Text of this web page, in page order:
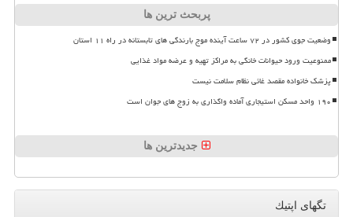
پربحث ترین ها
وضعیت جوی کشور در ۷۲ ساعت آینده موج بارندگی های تابستانه در راه ۱۱ استان
ممنوعیت ورود حیوانات خانگی به مراکز تهیه و عرضه مواد غذایی
پزشک خانواده مقصد غائی نظام سلامت نیست
۱۹۰ واحد مسکن استیجاری آماده واگذاری به زوج های جوان است
جدیدترین ها
تگهای اپتیك